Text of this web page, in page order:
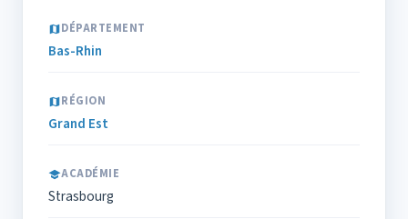
DÉPARTEMENT
Bas-Rhin
RÉGION
Grand Est
ACADÉMIE
Strasbourg